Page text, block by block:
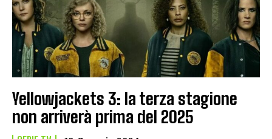
Yellowjackets 3: la terza stagione
non arriverà prima del 2025